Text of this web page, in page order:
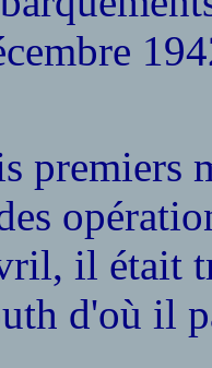
premiers
il était
d'où il